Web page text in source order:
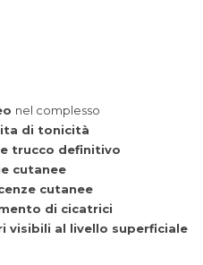
nel complesso
di tonicità
trucco definitivo
cutanee
cutanee
di cicatrici
visibili al livello superficiale